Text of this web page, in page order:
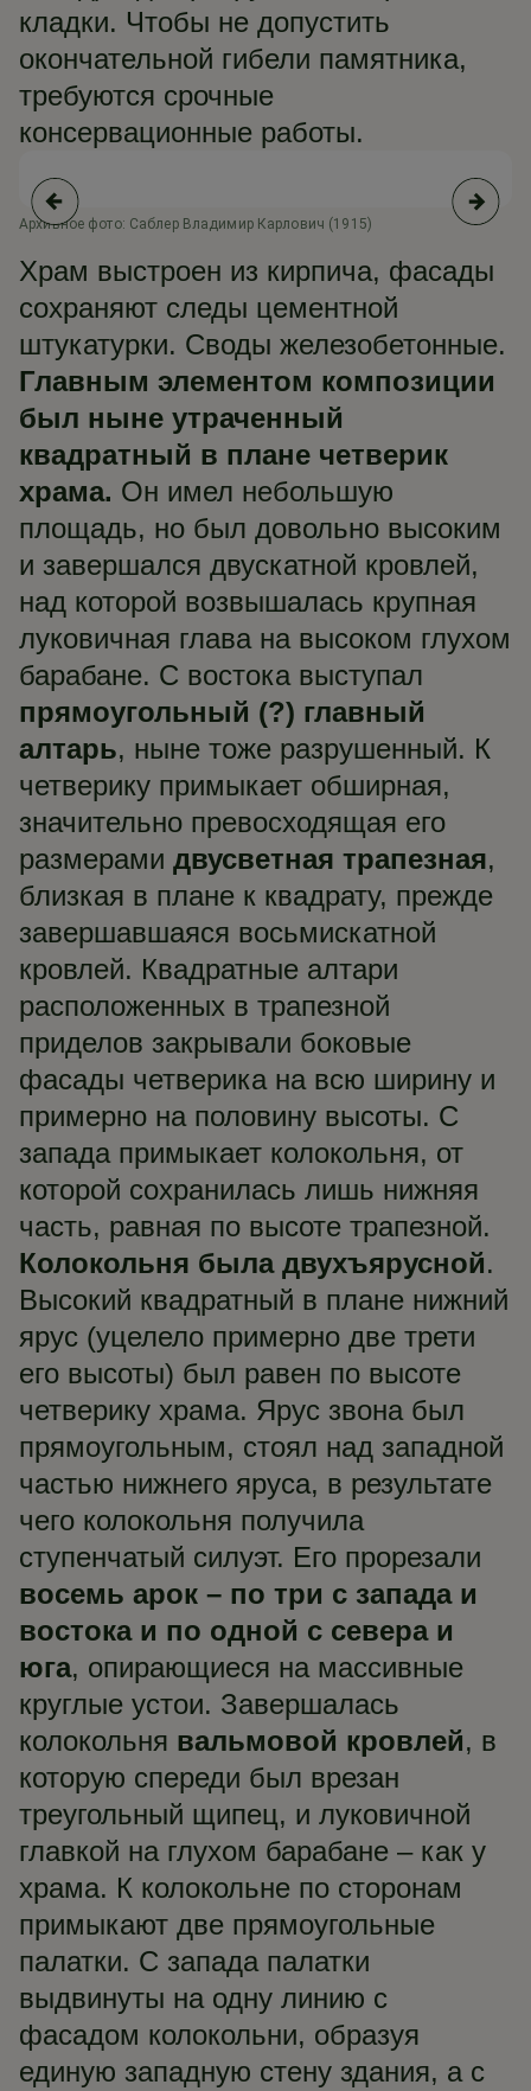
кладки. Чтобы не допустить
окончательной гибели памятника,
требуются срочные
консервационные работы.
Архивное фото: Саблер Владимир Карлович (1915)
Храм выстроен из кирпича, фасады
сохраняют следы цементной
штукатурки. Своды железобетонные.
Главным элементом композиции
был ныне утраченный
квадратный в плане четверик
храма. Он имел небольшую
площадь, но был довольно высоким
и завершался двускатной кровлей,
над которой возвышалась крупная
луковичная глава на высоком глухом
барабане. С востока выступал
прямоугольный (?) главный
алтарь, ныне тоже разрушенный. К
четверику примыкает обширная,
значительно превосходящая его
размерами двусветная трапезная,
близкая в плане к квадрату, прежде
завершавшаяся восьмискатной
кровлей. Квадратные алтари
расположенных в трапезной
приделов закрывали боковые
фасады четверика на всю ширину и
примерно на половину высоты. С
запада примыкает колокольня, от
которой сохранилась лишь нижняя
часть, равная по высоте трапезной.
Колокольня была двухъярусной.
Высокий квадратный в плане нижний
ярус (уцелело примерно две трети
его высоты) был равен по высоте
четверику храма. Ярус звона был
прямоугольным, стоял над западной
частью нижнего яруса, в результате
чего колокольня получила
ступенчатый силуэт. Его прорезали
восемь арок – по три с запада и
востока и по одной с севера и
юга, опирающиеся на массивные
круглые устои. Завершалась
колокольня вальмовой кровлей, в
которую спереди был врезан
треугольный щипец, и луковичной
главкой на глухом барабане – как у
храма. К колокольне по сторонам
примыкают две прямоугольные
палатки. С запада палатки
выдвинуты на одну линию с
фасадом колокольни, образуя
единую западную стену здания, а с